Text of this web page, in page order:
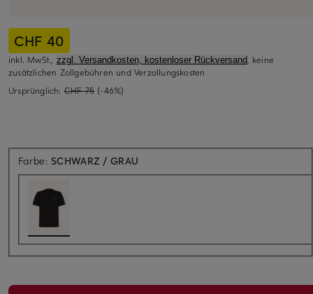
CHF 40
inkl. MwSt., zzgl. Versandkosten, kostenloser Rückversand, keine
zusätzlichen Zollgebühren und Verzollungskosten
Ursprünglich: CHF 75 (-46%)
Farbe: SCHWARZ / GRAU